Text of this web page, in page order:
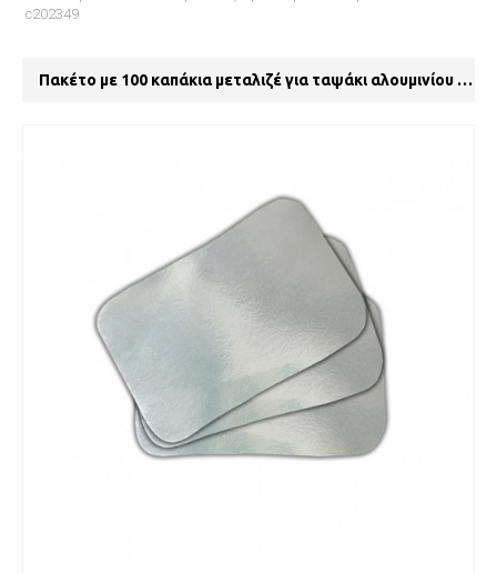
c202349
Πακέτο με 100 καπάκια μεταλιζέ για ταψάκι αλουμινίου 22 5x17 5cm c202349